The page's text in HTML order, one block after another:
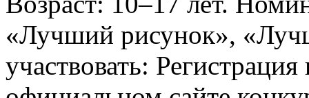
«Лучший рисунок»,
участвовать: